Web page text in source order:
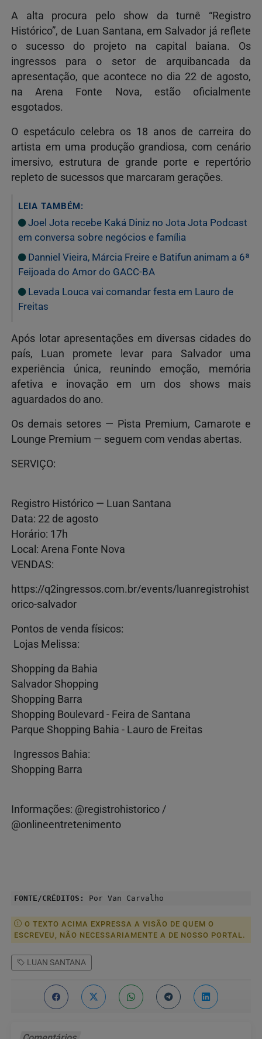
A alta procura pelo show da turnê “Registro
Histórico”, de Luan Santana, em Salvador já reflete
o sucesso do projeto na capital baiana. Os
ingressos para o setor de arquibancada da
apresentação, que acontece no dia 22 de agosto,
na Arena Fonte Nova, estão oficialmente
esgotados.
O espetáculo celebra os 18 anos de carreira do
artista em uma produção grandiosa, com cenário
imersivo, estrutura de grande porte e repertório
repleto de sucessos que marcaram gerações.
LEIA TAMBÉM:
Joel Jota recebe Kaká Diniz no Jota Jota Podcast
em conversa sobre negócios e família
Danniel Vieira, Márcia Freire e Batifun animam a 6ª
Feijoada do Amor do GACC-BA
Levada Louca vai comandar festa em Lauro de
Freitas
Após lotar apresentações em diversas cidades do
país, Luan promete levar para Salvador uma
experiência única, reunindo emoção, memória
afetiva e inovação em um dos shows mais
aguardados do ano.
Os demais setores — Pista Premium, Camarote e
Lounge Premium — seguem com vendas abertas.
SERVIÇO:
Registro Histórico — Luan Santana
Data: 22 de agosto
Horário: 17h
Local: Arena Fonte Nova
VENDAS:
https://q2ingressos.com.br/events/luanregistrohist
orico-salvador
Pontos de venda físicos:
Lojas Melissa:
Shopping da Bahia
Salvador Shopping
Shopping Barra
Shopping Boulevard - Feira de Santana
Parque Shopping Bahia - Lauro de Freitas
Ingressos Bahia:
Shopping Barra
Informações: @registrohistorico /
@onlineentretenimento
FONTE/CRÉDITOS: Por Van Carvalho
O TEXTO ACIMA EXPRESSA A VISÃO DE QUEM O
ESCREVEU, NÃO NECESSARIAMENTE A DE NOSSO PORTAL.
LUAN SANTANA